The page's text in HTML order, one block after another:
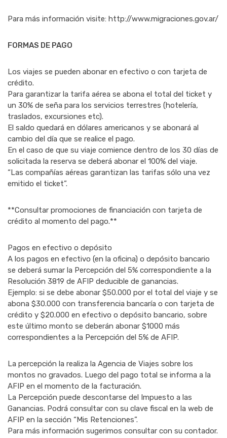
Para más información visite: http://www.migraciones.gov.ar/
FORMAS DE PAGO
Los viajes se pueden abonar en efectivo o con tarjeta de
crédito.
Para garantizar la tarifa aérea se abona el total del ticket y
un 30% de seña para los servicios terrestres (hotelería,
traslados, excursiones etc).
El saldo quedará en dólares americanos y se abonará al
cambio del día que se realice el pago.
En el caso de que su viaje comience dentro de los 30 días de
solicitada la reserva se deberá abonar el 100% del viaje.
“Las compañías aéreas garantizan las tarifas sólo una vez
emitido el ticket”.
**Consultar promociones de financiación con tarjeta de
crédito al momento del pago.**
Pagos en efectivo o depósito
A los pagos en efectivo (en la oficina) o depósito bancario
se deberá sumar la Percepción del 5% correspondiente a la
Resolución 3819 de AFIP deducible de ganancias.
Ejemplo: si se debe abonar $50.000 por el total del viaje y se
abona $30.000 con transferencia bancaría o con tarjeta de
crédito y $20.000 en efectivo o depósito bancario, sobre
este último monto se deberán abonar $1000 más
correspondientes a la Percepción del 5% de AFIP.
La percepción la realiza la Agencia de Viajes sobre los
montos no gravados. Luego del pago total se informa a la
AFIP en el momento de la facturación.
La Percepción puede descontarse del Impuesto a las
Ganancias. Podrá consultar con su clave fiscal en la web de
AFIP en la sección “Mis Retenciones”.
Para más información sugerimos consultar con su contador.